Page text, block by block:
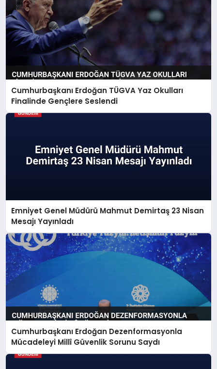
Cumhurbaşkanı Erdoğan TÜGVA Yaz Okulları
Finalinde Gençlere Seslendi
Emniyet Genel Müdürü Mahmut Demirtaş 23 Nisan
Mesajı Yayınladı
Cumhurbaşkanı Erdoğan Dezenformasyonla
Mücadeleyi Millî Güvenlik Sorunu Saydı